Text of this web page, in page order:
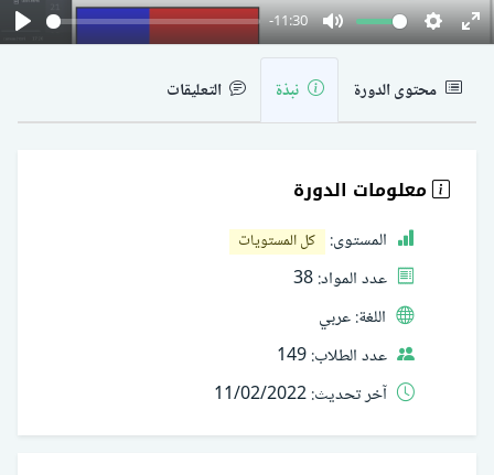
Play
-11:30
Mute
نبذة التعليقات
معلومات الدورة
المستوى: كل المستويات
عدد المواد:38
اللغة:عربي
عدد الطلاب:149
آخر تحديث:11/02/2022